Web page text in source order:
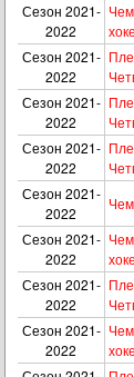
Сезон 2021-
2022
Сезон 2021-
2022
Сезон 2021-
2022
Сезон 2021-
2022
Сезон 2021-
2022
Сезон 2021-
2022
Сезон 2021-
2022
Сезон 2021-
2022